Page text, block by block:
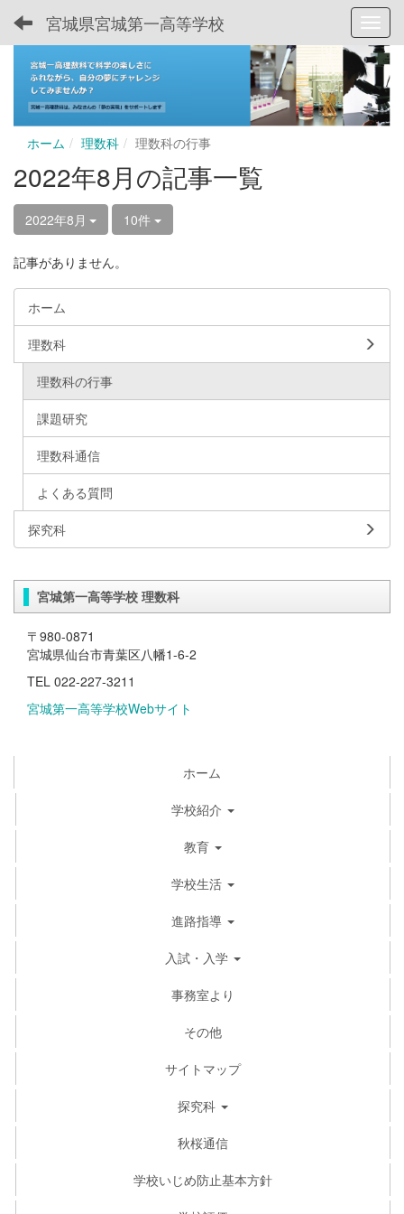
宮城県宮城第一高等学校
ホーム 理数科 理数科の行事
2022年8月の記事一覧
2022年8月 10件
記事がありません。
ホーム
理数科
理数科の行事
課題研究
理数科通信
よくある質問
探究科
宮城第一高等学校 理数科
〒980-0871
宮城県仙台市青葉区八幡1-6-2
TEL 022-227-3211
宮城第一高等学校Webサイト
ホーム
学校紹介
教育
学校生活
進路指導
入試・入学
事務室より
その他
サイトマップ
探究科
秋桜通信
学校いじめ防止基本方針